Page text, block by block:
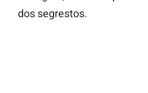
dos segrestos.